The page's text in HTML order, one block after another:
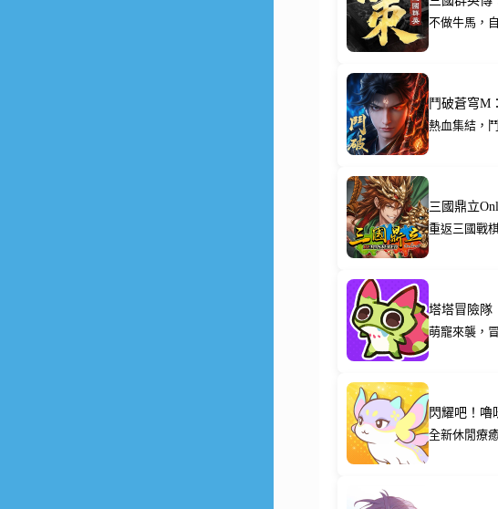
不做牛馬，
鬥破蒼穹M
熱血集結，
三國鼎立
重返三國戰
塔塔冒險隊
萌寵來襲，
閃耀吧！嚕
全新休閒療